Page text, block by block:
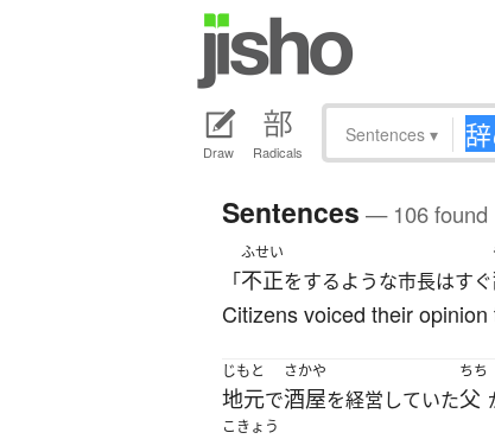
Draw Radicals
Sentences ▾
Sentences — 106 found
「
ふせい
不正をするような市長はすぐ
Citizens voiced their
じもと
地元で
さかや
酒屋を経営していた
ちち
父
こきょう